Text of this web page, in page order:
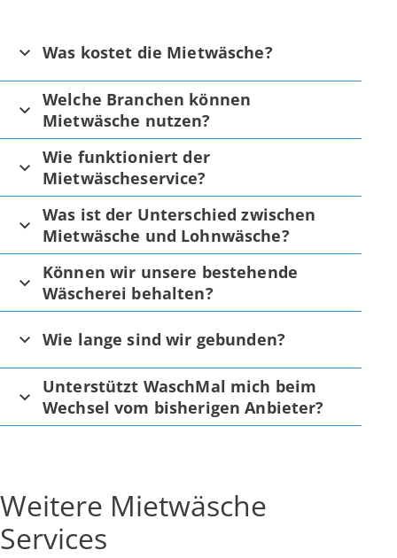
Was kostet die Mietwäsche?
Welche Branchen können
Mietwäsche nutzen?
Wie funktioniert der
Mietwäscheservice?
Was ist der Unterschied zwischen
Mietwäsche und Lohnwäsche?
Können wir unsere bestehende
Wäscherei behalten?
Wie lange sind wir gebunden?
Unterstützt WaschMal mich beim
Wechsel vom bisherigen Anbieter?
Weitere Mietwäsche
Services